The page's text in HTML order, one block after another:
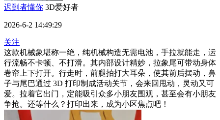
迟到者懂你 3D爱好者
2026-6-2 14:49:29
关注
这款机械象堪称一绝，纯机械构造无需电池，手拉就能走，运
行流畅不卡顿、不打滑。其内部设计精妙，拉象尾可带动身体
卷帘上下打开。行走时，前腿拍打大耳朵，使其前后摆动，鼻
子与尾巴通过 3D 打印制成活动关节，会来回甩动，灵动又可
爱。拉着它出门，定能吸引众多小朋友围观，甚至会有小朋友
争抢。还等什么？打印出来，成为小区焦点吧！